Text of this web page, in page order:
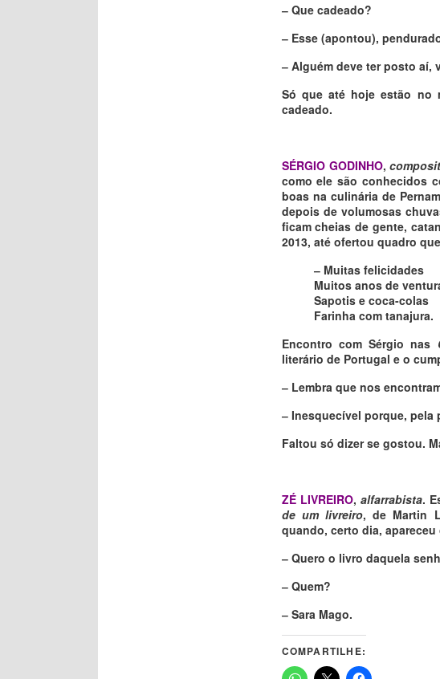
‒ Que cadeado?
‒ Esse (apontou),
‒ Alguém deve ter posto aí,
Só que até hoje estão no
cadeado.
SÉRGIO GODINHO,
como ele são conhecidos
boas na culinária de
depois de volumosas
ficam cheias de gente,
2013, até ofertou quadro
‒ Muitas felicidades
Muitos anos de
Sapotis e coca-colas
Farinha com tanajura.
Encontro com Sérgio nas
literário de Portugal e o
‒ Lembra que nos
‒ Inesquecível porque, pela
Faltou só dizer se gostou.
ZÉ LIVREIRO,alfarrabista.
de um livreiro, de Martin
quando, certo dia,
‒ Quero o livro daquela
‒ Quem?
‒ Sara Mago.
COMPARTILHE: